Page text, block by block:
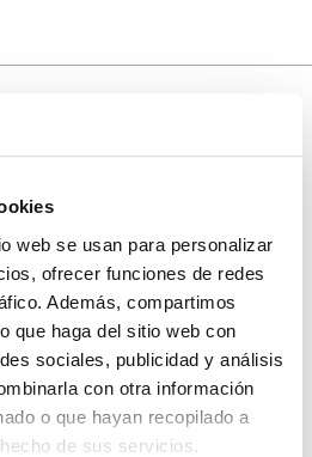
web se usan para personalizar
ofrecer funciones de redes
Además, compartimos
que haga del sitio web con
sociales, publicidad y análisis
con otra información
o que hayan recopilado a
de sus servicios.
descuento
compra.
para recibir nuestrasofertas
en tu primera compra.